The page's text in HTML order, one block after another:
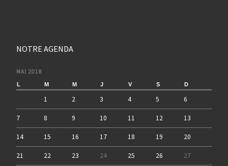
NOTRE AGENDA
MAI 2018
L M M J V S D
1 2 3 4 5 6
7 8 9 10 11 12 13
14 15 16 17 18 19 20
21 22 23 24 25 26 27